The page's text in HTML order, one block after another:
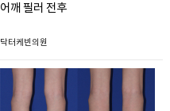
어깨 필러 전후
닥터케빈의원